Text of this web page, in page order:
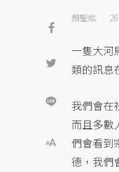
顏聖紘
一隻大河
類的訊息
我們會在
而且多數
們會看到
德，我們